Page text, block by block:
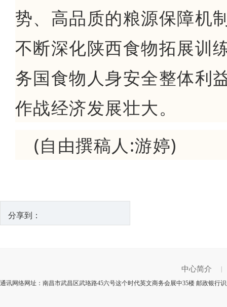
势、高品质的粮源保障机
不断深化陕西食物拓展训
务国食物人身安全整体利
作战经济发展壮大。
(自由撰稿人:游婷)
分享到：
中心简介
通讯网络网址：南昌市武昌区武珞路45六号这个时代英文商务会展中35楼 邮政银行